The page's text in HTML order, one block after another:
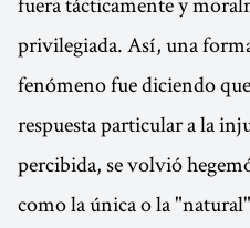
privilegiada. Así, una
fenómeno fue diciendo
respuesta particular a la
percibida, se volvió
como la única o la